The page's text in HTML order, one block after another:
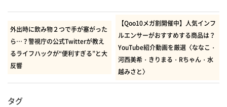
有
外出時に飲み物２つで手が塞がった
ら…？警視庁の公式Twitterが教え
るライフハックが“便利すぎる”と大
反響
【Qoo10メガ割開催中】人気インフ
ルエンサーがおすすめする商品は？
YouTube紹介動画を厳選〈ななこ・
河西美希・きりまる・Rちゃん・水
越みさと〉
タグ